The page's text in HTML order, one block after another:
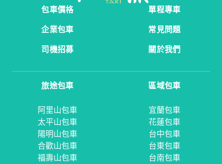
包車價格
單程專車
企業包車
常見問題
司機招募
關於我們
旅途包車
阿里山包車
太平山包車
陽明山包車
合歡山包車
福壽山包車
區域包車
宜蘭包車
花蓮包車
台中包車
台東包車
台南包車